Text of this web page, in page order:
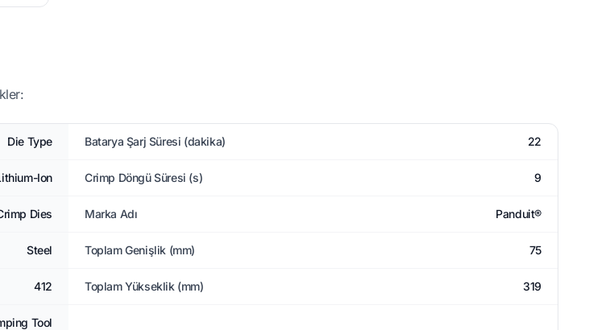
Die Type Batarya Şarj Süresi (dakika) 22
Ion Crimp Döngü Süresi (s) 9
Dies Marka Adı Panduit®
Steel Toplam Genişlik (mm) 75
412 Toplam Yükseklik (mm) 319
Tool